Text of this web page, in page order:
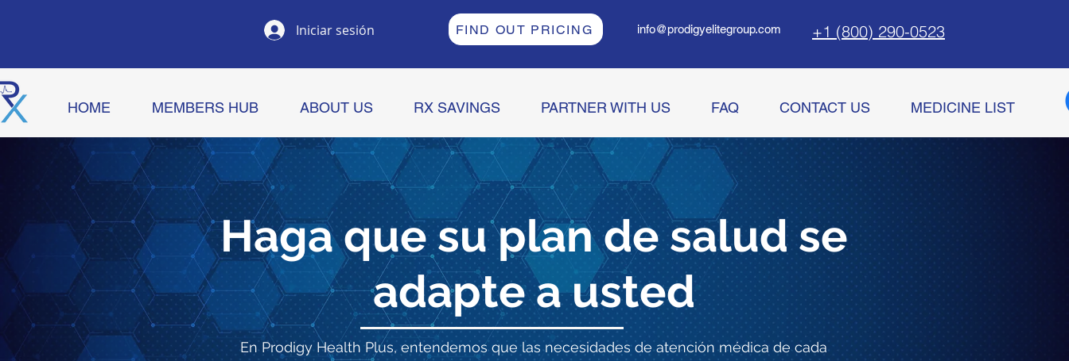
Iniciar sesión FIND OUT PRICING info@prodigyelitegroup.com +1 (800) 290-0523
HOME MEMBERS HUB ABOUT US RX SAVINGS PARTNER WITH US FAQ CONTACT US MEDICINE LIST
Haga que su plan de salud se
adapte a usted
En Prodigy Health Plus, entendemos que las necesidades de atención médica de cada